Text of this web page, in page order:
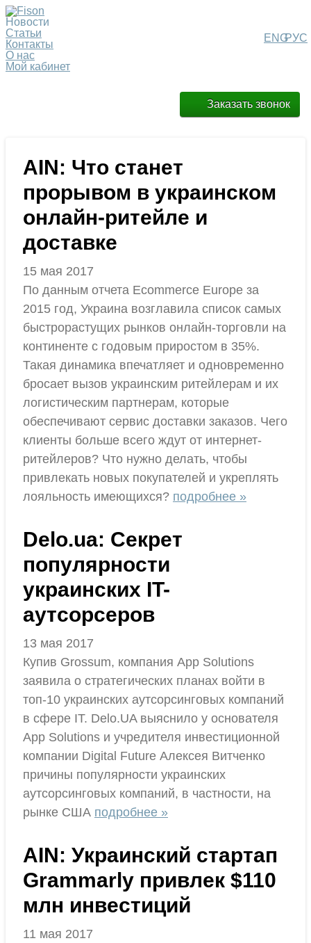
РУС
ENG
Новости
Статьи
Контакты
О нас
Мой кабинет
Заказать звонок
AIN: Что станет
прорывом в украинском
онлайн-ритейле и
доставке
15 мая 2017
По данным отчета Ecommerce Europe за
2015 год, Украина возглавила список самых
быстрорастущих рынков онлайн-торговли на
континенте с годовым приростом в 35%.
Такая динамика впечатляет и одновременно
бросает вызов украинским ритейлерам и их
логистическим партнерам, которые
обеспечивают сервис доставки заказов. Чего
клиенты больше всего ждут от интернет-
ритейлеров? Что нужно делать, чтобы
привлекать новых покупателей и укреплять
лояльность имеющихся? подробнее »
Delo.ua: Секрет
популярности
украинских IT-
аутсорсеров
13 мая 2017
Купив Grossum, компания App Solutions
заявила о стратегических планах войти в
топ-10 украинских аутсорсинговых компаний
в сфере IT. Delo.UA выяснило у основателя
App Solutions и учредителя инвестиционной
компании Digital Future Алексея Витченко
причины популярности украинских
аутсорсинговых компаний, в частности, на
рынке США подробнее »
АIN: Украинский стартап
Grammarly привлек $110
млн инвестиций
11 мая 2017